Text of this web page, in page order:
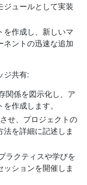
ジュールとして実装
を作成し、新しいマ
ネントの迅速な追加
ジ共有:
関係を図示化し、ア
作成します。
せ、プロジェクトの
を詳細に記述しま
ラクティスや学びを
ションを開催しま